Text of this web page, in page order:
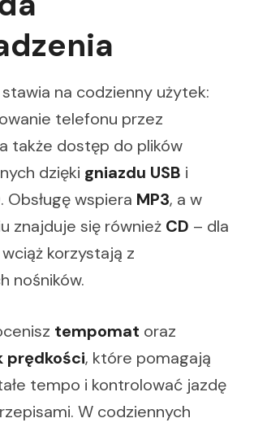
na codzienny użytek:
telefonu przez
także dostęp do plików
dzięki gniazdu USB i
. Obsługę wspiera MP3, a w
znajduje się również CD – dla
korzystają z
nośników.
tempomat oraz
prędkości, które pomagają
tempo i kontrolować jazdę
W codziennych